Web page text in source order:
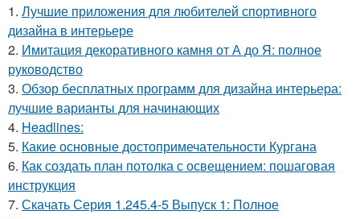
1. Лучшие приложения для любителей спортивного
дизайна в интерьере
2. Имитация декоративного камня от А до Я: полное
руководство
3. Обзор бесплатных программ для дизайна интерьера:
лучшие варианты для начинающих
4. Headlines:
5. Какие основные достопримечательности Кургана
6. Как создать план потолка с освещением: пошаговая
инструкция
7. Скачать Серия 1.245.4-5 Выпуск 1: Полное